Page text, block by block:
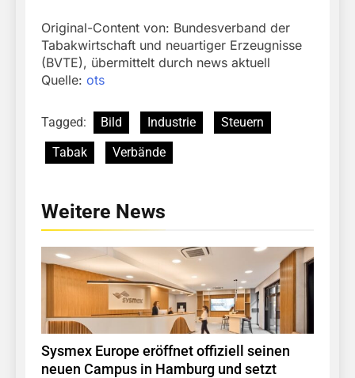
Original-Content von: Bundesverband der
Tabakwirtschaft und neuartiger Erzeugnisse
(BVTE), übermittelt durch news aktuell
Quelle: ots
Tagged: Bild Industrie
Steuern
Tabak
Verbände
Weitere News
Sysmex Europe eröffnet offiziell seinen
neuen Campus in Hamburg und setzt